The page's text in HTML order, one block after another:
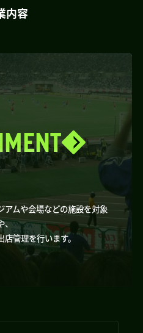
内容
アムや会場などの施設を対象
、
管理を行います。